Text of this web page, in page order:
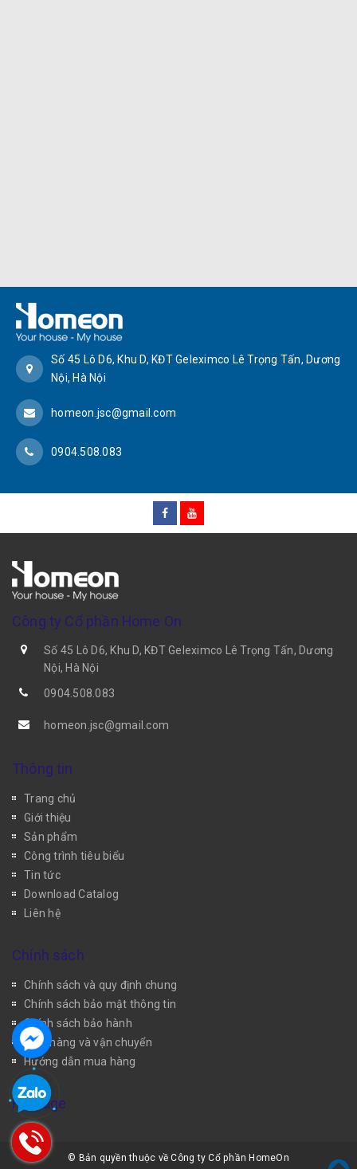
Số 45 Lô D6, Khu D, KĐT Geleximco Lê Trọng Tấn, Dương
Nội, Hà Nội
homeon.jsc@gmail.com
0904.508.083
Công ty Cổ phần Home On
Số 45 Lô D6, Khu D, KĐT Geleximco Lê Trọng Tấn, Dương
Nội, Hà Nội
0904.508.083
homeon.jsc@gmail.com
Thông tin
Trang chủ
Giới thiệu
Sản phẩm
Công trình tiêu biểu
Tin tức
Download Catalog
Liên hệ
Chính sách
Chính sách và quy định chung
Chính sách bảo mật thông tin
Chính sách bảo hành
Giao hàng và vận chuyển
Hướng dẫn mua hàng
Fanpage
© Bản quyền thuộc về Công ty Cổ phần HomeOn